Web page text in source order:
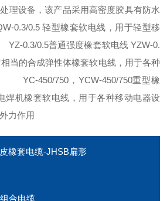
理设备，该产品采用高密度胶具有防水
0.3/0.5 轻型橡套软电线，用于轻型移
0.3/0.5普通强度橡套软电线 YZW-0.
当的合成弹性体橡套软电线，用于各种
YC-450/750，YCW-450/750重型橡
焊机橡套软电线，用于各种移动电器设
力作用
橡套电缆-JHSB扁形
合电缆